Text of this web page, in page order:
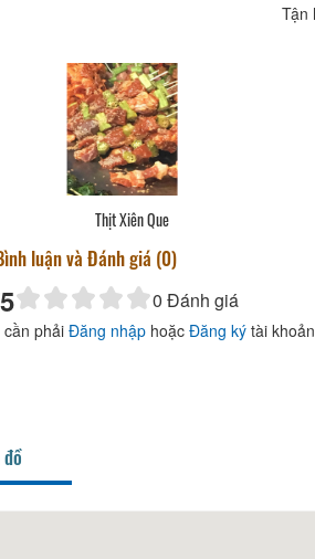
Tận
Thịt Xiên Que
luận và Đánh giá (0)
0 Đánh giá
cần phải Đăng nhập hoặc Đăng ký tài
đồ